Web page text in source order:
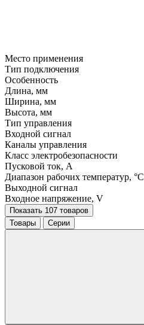
Место применения
Тип подключения
Особенность
Длина, мм
Ширина, мм
Высота, мм
Тип управления
Входной сигнал
Каналы управления
Класс электробезопасности
Пусковой ток, A
Диапазон рабочих температур, °C
Выходной сигнал
Входное напряжение, V
Показать 107 товаров
Товары
Серии